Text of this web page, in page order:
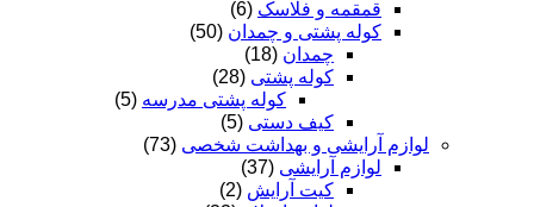
قمقمه و فلاسک (6)
کوله پشتی و چمدان (50)
چمدان (18)
کوله پشتی (28)
کوله پشتی مدرسه (5)
کیف دستی (5)
لوازم آرایشی و بهداشت شخصی (73)
لوازم آرایشی (37)
کیت آرایش (2)